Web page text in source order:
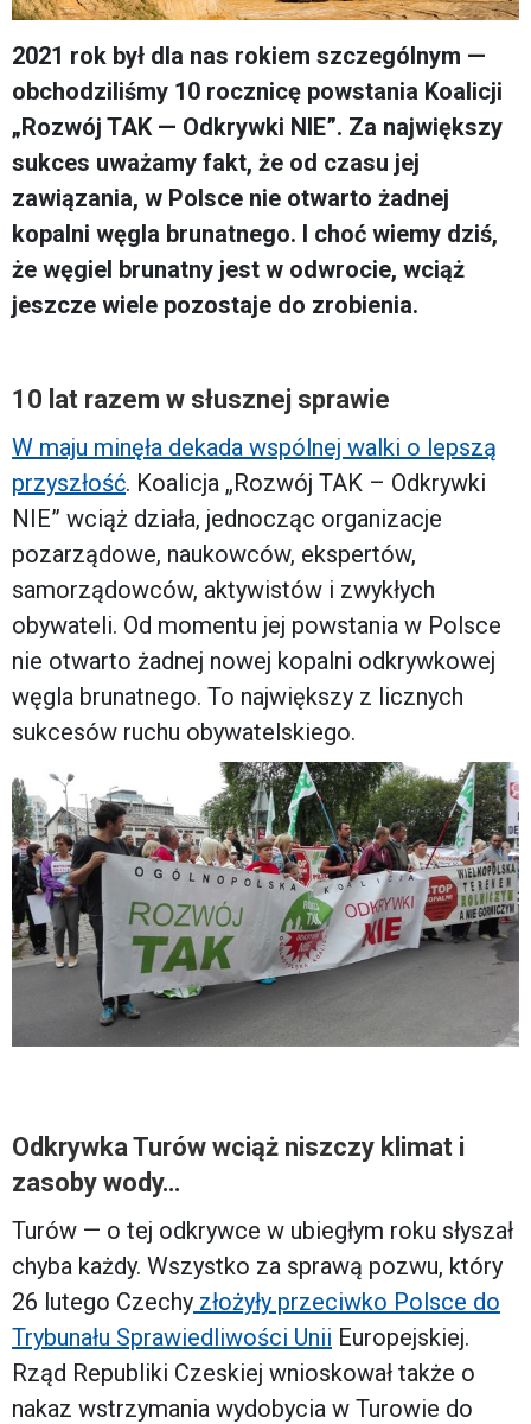
2021 rok był dla nas rokiem szczególnym —
obchodziliśmy 10 rocznicę powstania Koalicji
„Rozwój TAK — Odkrywki NIE”. Za największy
sukces uważamy fakt, że od czasu jej
zawiązania, w Polsce nie otwarto żadnej
kopalni węgla brunatnego. I choć wiemy dziś,
że węgiel brunatny jest w odwrocie, wciąż
jeszcze wiele pozostaje do zrobienia.
10 lat razem w słusznej sprawie
W maju minęła dekada wspólnej walki o lepszą
przyszłość. Koalicja „Rozwój TAK – Odkrywki
NIE” wciąż działa, jednocząc organizacje
pozarządowe, naukowców, ekspertów,
samorządowców, aktywistów i zwykłych
obywateli. Od momentu jej powstania w Polsce
nie otwarto żadnej nowej kopalni odkrywkowej
węgla brunatnego. To największy z licznych
sukcesów ruchu obywatelskiego.
Odkrywka Turów wciąż niszczy klimat i
zasoby wody…
Turów — o tej odkrywce w ubiegłym roku słyszał
chyba każdy. Wszystko za sprawą pozwu, który
26 lutego Czechy złożyły przeciwko Polsce do
Trybunału Sprawiedliwości Unii Europejskiej.
Rząd Republiki Czeskiej wnioskował także o
nakaz wstrzymania wydobycia w Turowie do